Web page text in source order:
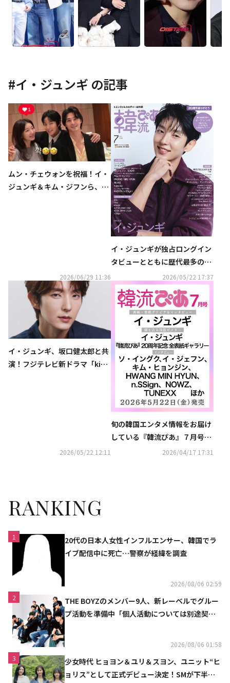
#イ・ジュンギ の記事
ムン・チェウォンを祝福！イ・
ジュンギ＆キム・ジフンら、ド
2026/06/29 11:36
イ・ジュンギが独占ロングイン
タビューとともに歴代最多の表
紙登場！ 『韓流ぴあ』７月号、
本日発売
2026/05/22 17:37
イ・ジュンギ、坂口健太郎と共
演！フジテレビ新ドラマ「kiDn
2026/05/22 12:11
旬の韓国エンタメ情報をお届け
している『韓流ぴあ』７月号
（5月22日発売）表紙に、イ・
2026/04/17 17:31
RANKING
1
20代の日本人女性インフルエンサー、韓国でラ
イブ配信中に死亡…警察が経緯を調査
2026/08/06 02:59
2
THE BOYZのメンバー9人、新レーベルでグルー
プ活動を準備中「個人活動については別途契約
2026/08/06 01:58
3
少女時代 ヒョヨン＆ユリ＆スヨン、ユニット“ヒ
ョリス”として正式デビュー決定！SMが下半期